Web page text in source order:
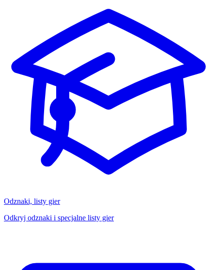
Odznaki, listy gier
Odkryj odznaki i specjalne listy gier